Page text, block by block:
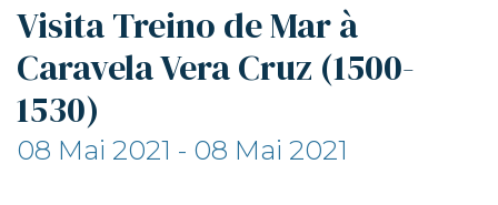
Visita Treino de Mar à
Caravela Vera Cruz (1500-
1530)
08 Mai 2021 - 08 Mai 2021